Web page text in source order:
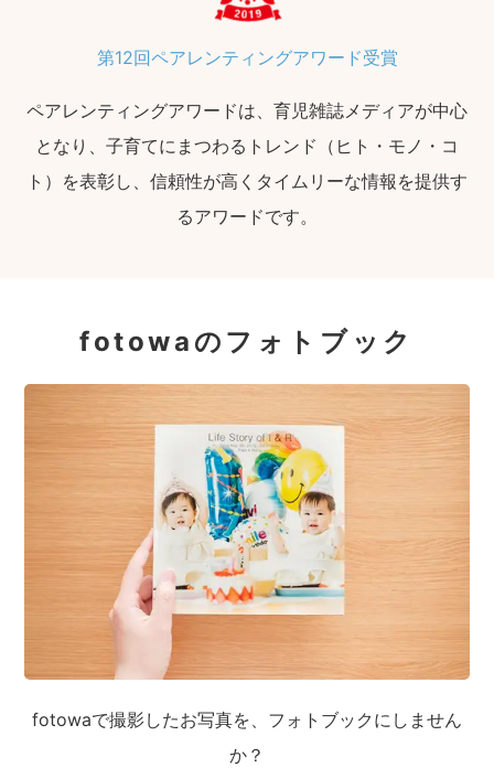
第12回ペアレンティングアワード受賞
ペアレンティングアワードは、育児雑誌メディアが中心
となり、子育てにまつわるトレンド（ヒト・モノ・コ
ト）を表彰し、信頼性が高くタイムリーな情報を提供す
るアワードです。
fotowaのフォトブック
fotowaで撮影したお写真を、フォトブックにしません
か？